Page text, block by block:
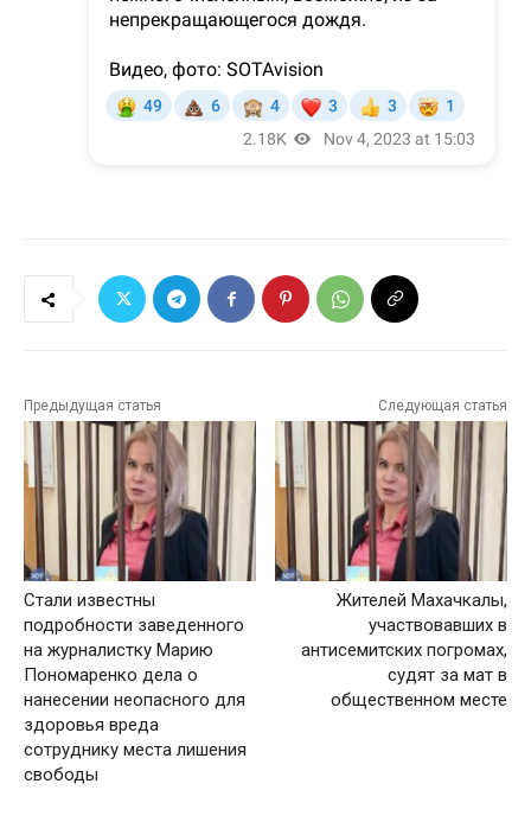
Предыдущая статья
Стали известны
подробности заведенного
на журналистку Марию
Пономаренко дела о
нанесении неопасного для
здоровья вреда
сотруднику места лишения
свободы
Следующая статья
Жителей Махачкалы,
участвовавших в
антисемитских погромах,
судят за мат в
общественном месте